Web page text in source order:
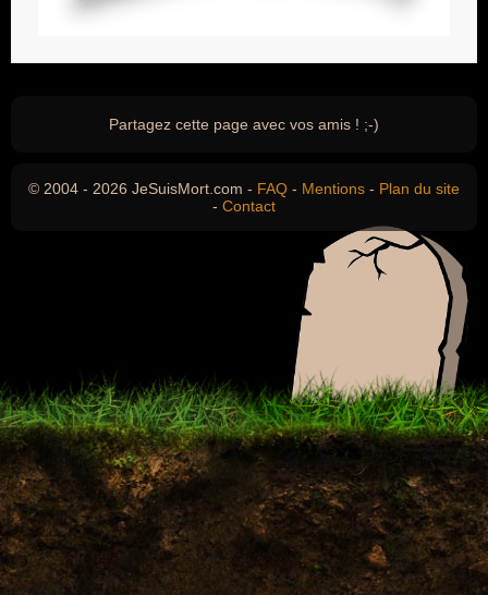
Partagez cette page avec vos amis ! ;-)
© 2004 - 2026 JeSuisMort.com - FAQ - Mentions - Plan du site
- Contact